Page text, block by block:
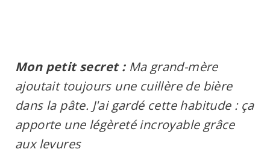
Mon petit secret :Ma grand-mère
ajoutait toujours une cuillère de bière
dans la pâte. J'ai gardé cette habitude : ça
apporte une légèreté incroyable grâce
aux levures